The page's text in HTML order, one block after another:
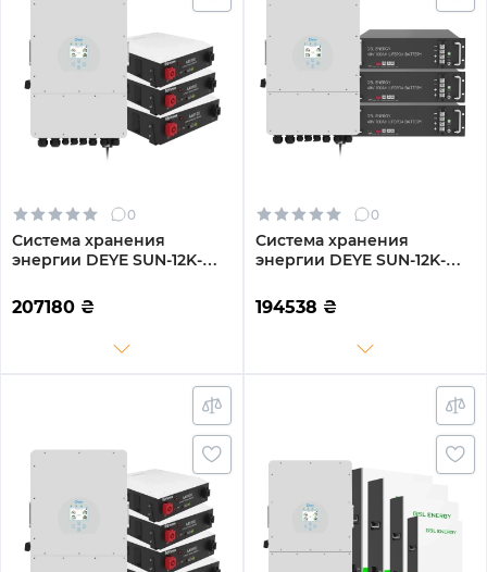
0
Система хранения
энергии DEYE SUN-12K-
W 12kW 14.4kWh 3BAT
LiFePO4 6000 циклов
207180 ₴
0
Система хранения
энергии DEYE SUN-12K-
12kW 14.4kWh 3BAT
LiFePO4 6500 циклов
194538 ₴